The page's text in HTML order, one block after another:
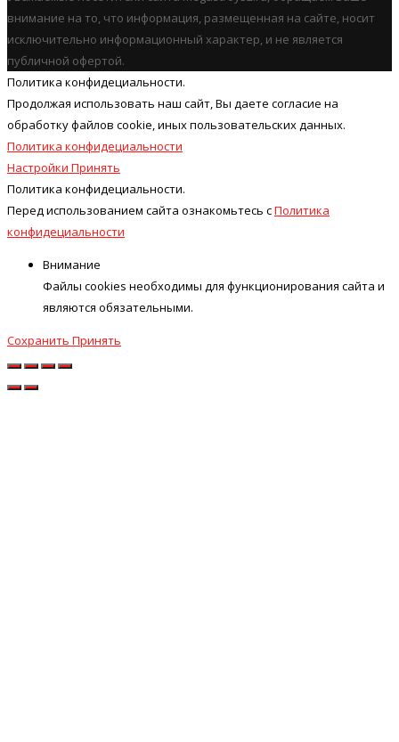
внимание на то, что информация, размещенная на сайте, носит
исключительно информационный характер, и не является
публичной офертой.
Политика конфидециальности.
Продолжая использовать наш cайт, Вы даете согласие на
обработку файлов cookie, иных пользовательских данных.
Политика конфидециальности
Настройки Принять
Политика конфидециальности.
Перед использованием сайта ознакомьтесь сПолитика
конфидециальности
Внимание
Файлы cookies необходимы для функционирования сайта и
являются обязательными.
Сохранить Принять